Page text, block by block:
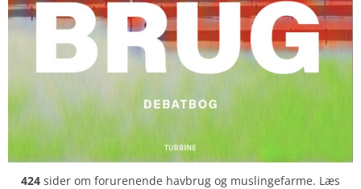
424 sider om forurenende havbrug og muslingefarme. Læs